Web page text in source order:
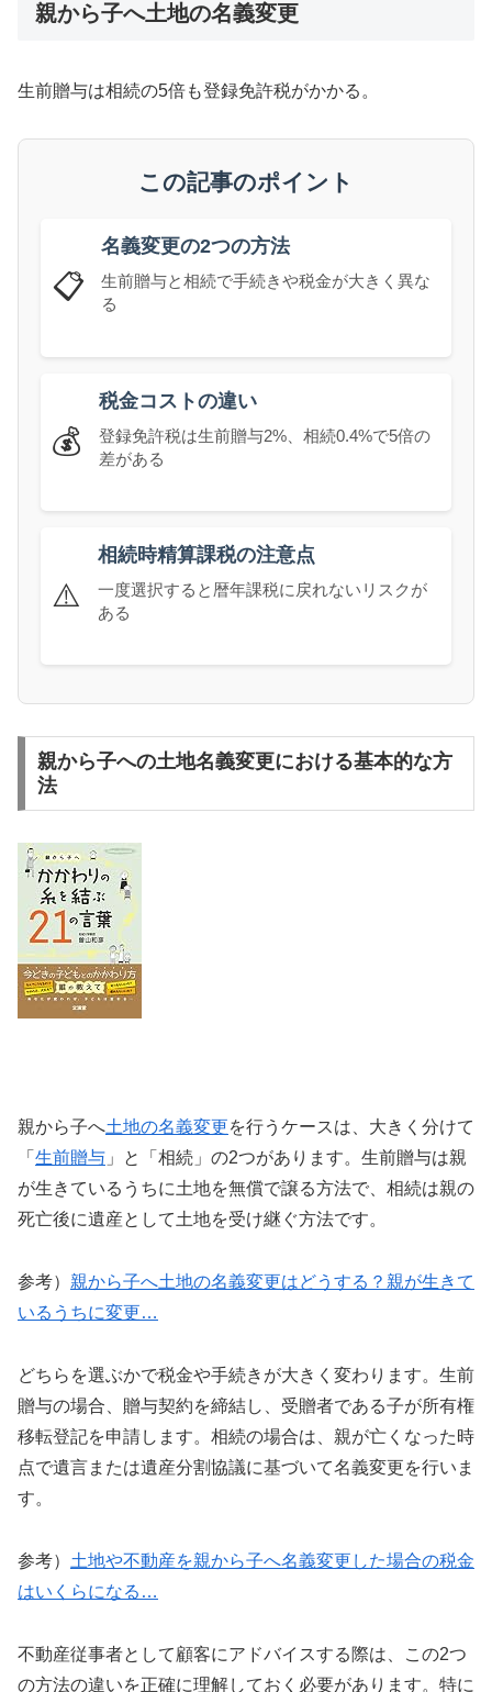
親から子へ土地の名義変更
生前贈与は相続の5倍も登録免許税がかかる。
この記事のポイント
📋
名義変更の2つの方法
生前贈与と相続で手続きや税金が大きく異な
る
💰
税金コストの違い
登録免許税は生前贈与2%、相続0.4%で5倍の
差がある
⚠️
相続時精算課税の注意点
一度選択すると暦年課税に戻れないリスクが
ある
親から子への土地名義変更における基本的な方
法
親から子へ土地の名義変更 を行うケースは、大きく分けて
「 生前贈与 」と「相続」の2つがあります。生前贈与は親
が生きているうちに土地を無償で譲る方法で、相続は親の
死亡後に遺産として土地を受け継ぐ方法です。
参考） 親から子へ土地の名義変更はどうする？親が生きて
いるうちに変更…
どちらを選ぶかで税金や手続きが大きく変わります。生前
贈与の場合、贈与契約を締結し、受贈者である子が所有権
移転登記を申請します。相続の場合は、親が亡くなった時
点で遺言または遺産分割協議に基づいて名義変更を行いま
す。
参考） 土地や不動産を親から子へ名義変更した場合の税金
はいくらになる…
不動産従事者として顧客にアドバイスする際は、この2つ
の方法の違いを正確に理解しておく必要があります。特に